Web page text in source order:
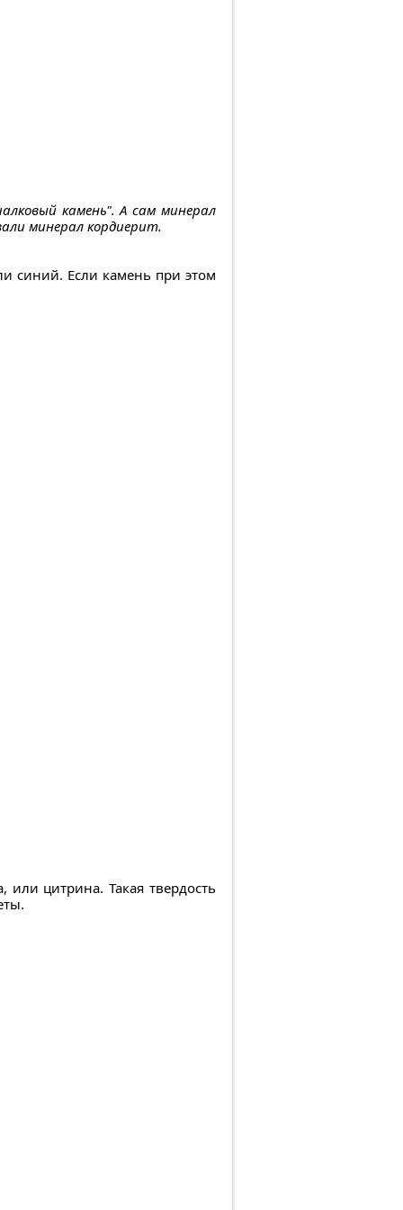
камень". А сам минерал
минерал кордиерит.
синий. Если камень при этом
или цитрина. Такая твердость